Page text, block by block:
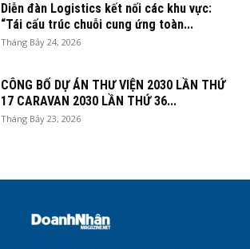
Diễn đàn Logistics kết nối các khu vực:
“Tái cấu trúc chuỗi cung ứng toàn...
Tháng Bảy 24, 2026
CÔNG BỐ DỰ ÁN THƯ VIỆN 2030 LẦN THỨ
17 CARAVAN 2030 LẦN THỨ 36...
Tháng Bảy 23, 2026